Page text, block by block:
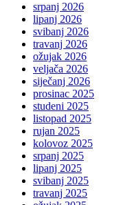
srpanj 2026
lipanj 2026
svibanj 2026
travanj 2026
ožujak 2026
veljača 2026
siječanj 2026
prosinac 2025
studeni 2025
listopad 2025
rujan 2025
kolovoz 2025
srpanj 2025
lipanj 2025
svibanj 2025
travanj 2025